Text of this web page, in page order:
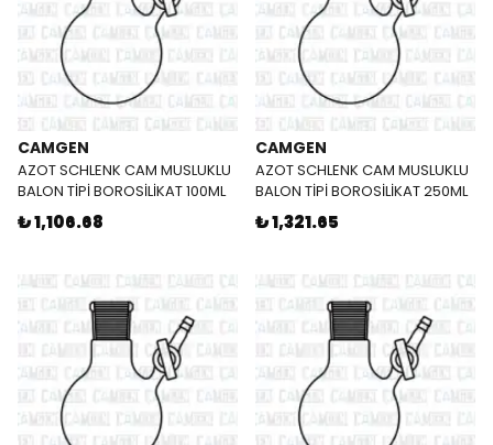
CAMGEN
AZOT SCHLENK CAM MUSLUKLU
BALON TİPİ BOROSİLİKAT 100ML
₺ 1,106.68
CAMGEN
AZOT SCHLENK CAM MUSLUKLU
BALON TİPİ BOROSİLİKAT 250ML
₺ 1,321.65